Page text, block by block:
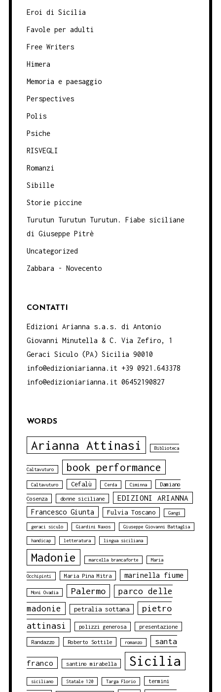
Eroi di Sicilia
Favole per adulti
Free Writers
Himera
Memoria e paesaggio
Perspectives
Polis
Psiche
RISVEGLI
Romanzi
Sibille
Storie piccine
Turutun Turutun Turutun. Fiabe siciliane
di Giuseppe Pitrè
Uncategorized
Zabbara - Novecento
CONTATTI
Edizioni Arianna s.a.s. di Antonio
Giovanni Minutella & C. Via Zefiro, 1
Geraci Siculo (PA) Sicilia 90010
info@edizioniarianna.it +39 0921.643378
info@edizioniarianna.it 06452190827
WORDS
Arianna Attinasi Biblioteca
Caltavuturo book performance
Caltavuturo Cefalù Cerda Ciminna Damiano
Cosenza donne siciliane EDIZIONI ARIANNA
Francesco Giunta Fulvia Toscano Gangi
geraci siculo Giardini Naxos Giuseppe Giovanni Battaglia
handicap letteratura lingua siciliana
Madonie marcella brancaforte Maria
Occhipinti Maria Pina Mitra marinella fiume
Moni Ovadia Palermo
parco delle
madonie
petralia sottana
pietro
attinasi
polizzi generosa presentazione
Randazzo Roberto Sottile romanzo santa
franco santino mirabella Sicilia
siciliano Statale 120 Targa Florio termini